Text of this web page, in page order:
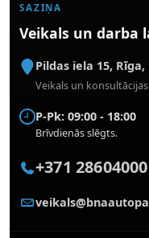
SAZIŅA
Veikals un darba
Pildas iela 15, Rīga,
Veikals un
P-Pk: 09:00 - 18:00
Brīvdienās slēgts.
+371 28604000